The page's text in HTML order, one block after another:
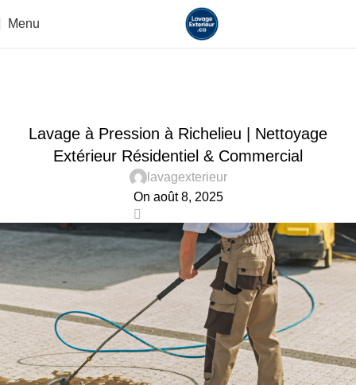
Menu
Lavage à Pression à Richelieu | Nettoyage
Extérieur Résidentiel & Commercial
lavagexterieur
On août 8, 2025